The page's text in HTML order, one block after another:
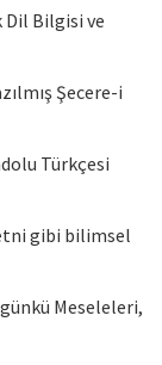
Bilgisi ve
Şecere-i
Türkçesi
gibi bilimsel
Meseleleri,